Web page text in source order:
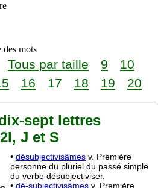
mots
Tous par taille 9
10
16 17 18 19 20
sept lettres
J et S
• désubjectivisâmes v. Première
personne du pluriel du passé simple
du verbe désubjectiviser.
• dé-subjectivisâmes v. Première